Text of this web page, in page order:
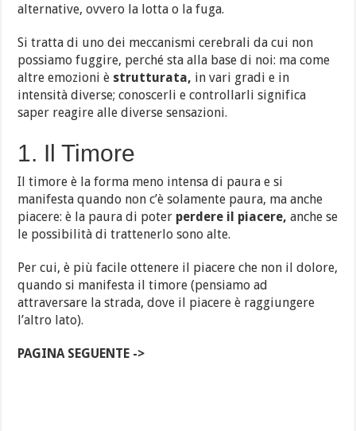
alternative, ovvero la lotta o la fuga.
Si tratta di uno dei meccanismi cerebrali da cui non
possiamo fuggire, perché sta alla base di noi: ma come
altre emozioni è strutturata, in vari gradi e in
intensità diverse; conoscerli e controllarli significa
saper reagire alle diverse sensazioni.
1. Il Timore
Il timore è la forma meno intensa di paura e si
manifesta quando non c’è solamente paura, ma anche
piacere: è la paura di poter perdere il piacere,anche se
le possibilità di trattenerlo sono alte.
Per cui, è più facile ottenere il piacere che non il dolore,
quando si manifesta il timore (pensiamo ad
attraversare la strada, dove il piacere è raggiungere
l’altro lato).
PAGINA SEGUENTE ->